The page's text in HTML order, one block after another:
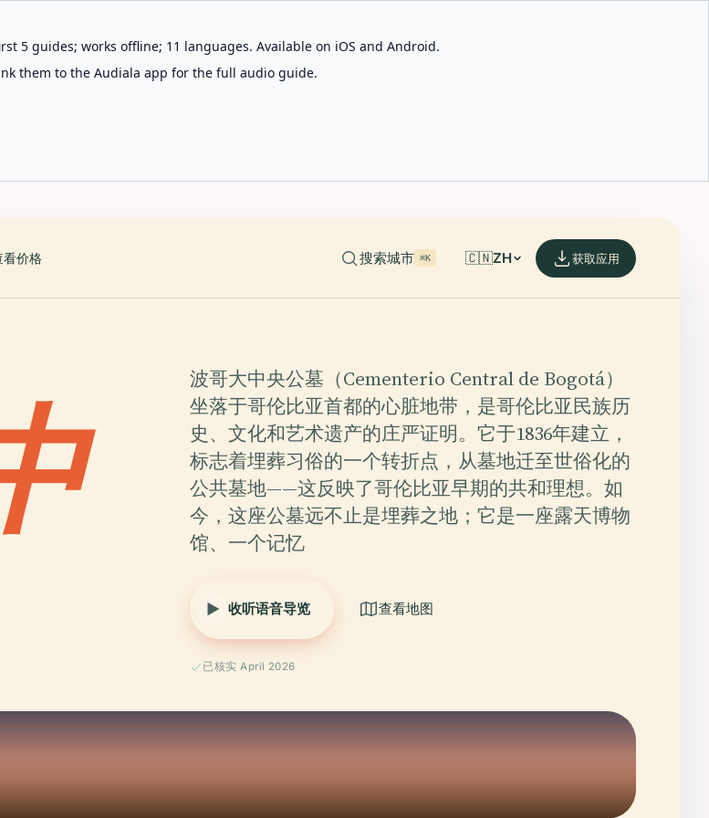
5 guides; works offline; 11 languages. Available on iOS and Android.
them to the Audiala app for the full audio guide.
看价格 搜索城市 ⌘K 🇨🇳ZH 获取应用
波哥大中央公墓（Cementerio Central de Bogotá）
坐落于哥伦比亚首都的心脏地带，是哥伦比亚民族历
史、文化和艺术遗产的庄严证明。它于1836年建立，
标志着埋葬习俗的一个转折点，从墓地迁至世俗化的
公共墓地——这反映了哥伦比亚早期的共和理想。如
今，这座公墓远不止是埋葬之地；它是一座露天博物
馆、一个记忆
收听语音导览 查看地图
已核实 April 2026